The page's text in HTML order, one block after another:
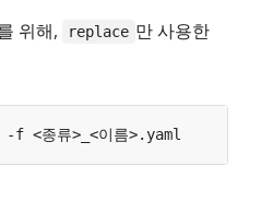
위해,
replace 만 사용한